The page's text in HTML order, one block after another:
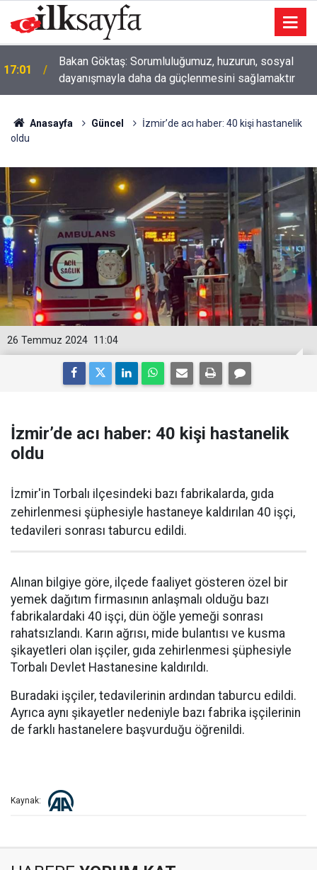
17:01
Bakan Göktaş: Sorumluluğumuz, huzurun, sosyal
dayanışmayla daha da güçlenmesini sağlamaktır
Anasayfa Güncel
İzmir’de acı haber: 40 kişi hastanelik
oldu
11:04
26 Temmuz 2024
İzmir’de acı haber: 40 kişi hastanelik
oldu
İzmir'in Torbalı ilçesindeki bazı fabrikalarda, gıda
zehirlenmesi şüphesiyle hastaneye kaldırılan 40 işçi,
tedavileri sonrası taburcu edildi.
Alınan bilgiye göre, ilçede faaliyet gösteren özel bir
yemek dağıtım firmasının anlaşmalı olduğu bazı
fabrikalardaki 40 işçi, dün öğle yemeği sonrası
rahatsızlandı. Karın ağrısı, mide bulantısı ve kusma
şikayetleri olan işçiler, gıda zehirlenmesi şüphesiyle
Torbalı Devlet Hastanesine kaldırıldı.
Buradaki işçiler, tedavilerinin ardından taburcu edildi.
Ayrıca aynı şikayetler nedeniyle bazı fabrika işçilerinin
de farklı hastanelere başvurduğu öğrenildi.
Kaynak: